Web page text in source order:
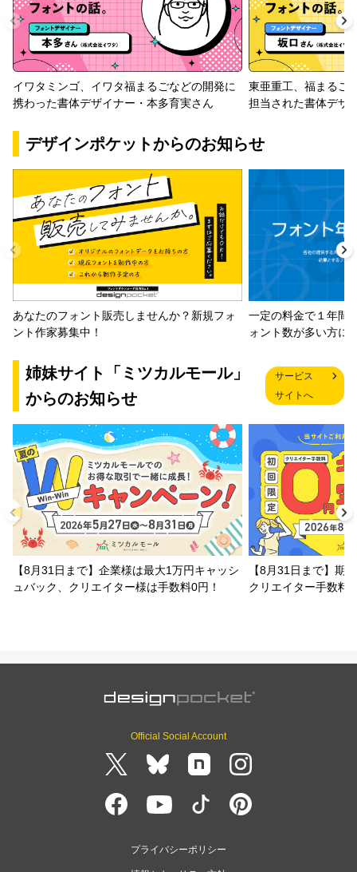
イワタミンゴ、イワタ福まるごなどの開発に
携わった書体デザイナー・本多育実さん
東亜重工、福まるご
担当された書体デザ
デザインポケットからのお知らせ
あなたのフォント販売しませんか？新規フォ
ント作家募集中！
一定の料金で１年間
ォント数が多い方に
姉妹サイト「ミツカルモール」
からのお知らせ
サービス
サイトへ
【8月31日まで】企業様は最大1万円キャッシ
ュバック、クリエイター様は手数料0円！
【8月31日まで】期
クリエイター手数料
Official Social Account
プライバシーポリシー